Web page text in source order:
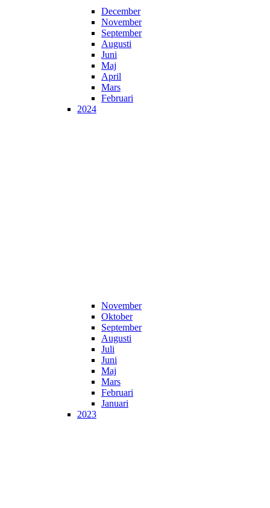
December
November
September
Augusti
Juni
Maj
April
Mars
Februari
2024
November
Oktober
September
Augusti
Juli
Juni
Maj
Mars
Februari
Januari
2023